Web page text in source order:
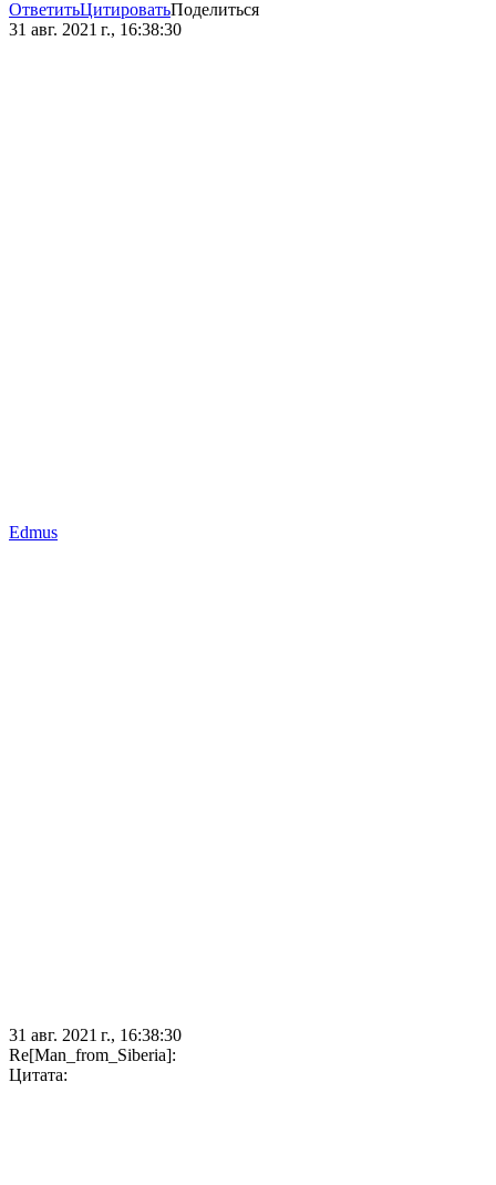
ОтветитьЦитироватьПоделиться
31 авг. 2021 г., 16:38:30
Edmus
31 авг. 2021 г., 16:38:30
Re[Man_from_Siberia]:
Цитата: